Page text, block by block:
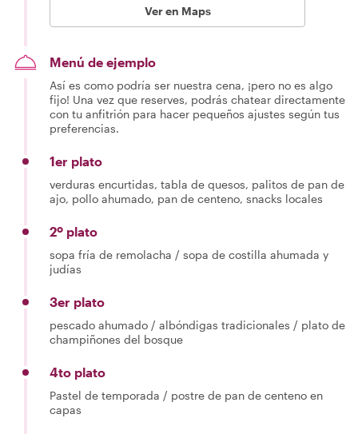
Ver en Maps
Menú de ejemplo
Así es como podría ser nuestra cena, ¡pero no es algo
fijo! Una vez que reserves, podrás chatear directamente
con tu anfitrión para hacer pequeños ajustes según tus
preferencias.
1er plato
verduras encurtidas, tabla de quesos, palitos de pan de
ajo, pollo ahumado, pan de centeno, snacks locales
2º plato
sopa fría de remolacha / sopa de costilla ahumada y
judías
3er plato
pescado ahumado / albóndigas tradicionales / plato de
champiñones del bosque
4to plato
Pastel de temporada / postre de pan de centeno en
capas